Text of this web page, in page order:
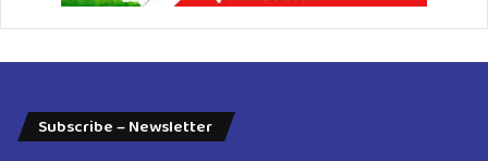
Subscribe – Newsletter